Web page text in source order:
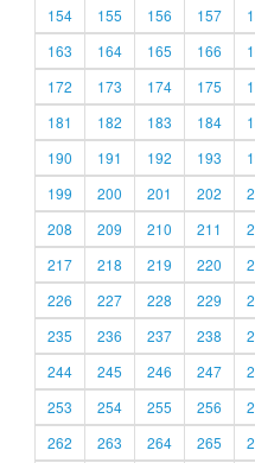
154
155 156 157
163
164 165 166
172
173 174 175
181
182 183 184
190
191 192 193
199
200 201 202
208
209 210 211
217
218 219 220
226
227 228 229
235
236 237 238
244
245 246 247
253
254 255 256
262
263 264 265